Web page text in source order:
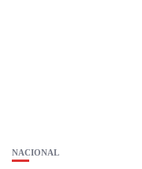
NACIONAL